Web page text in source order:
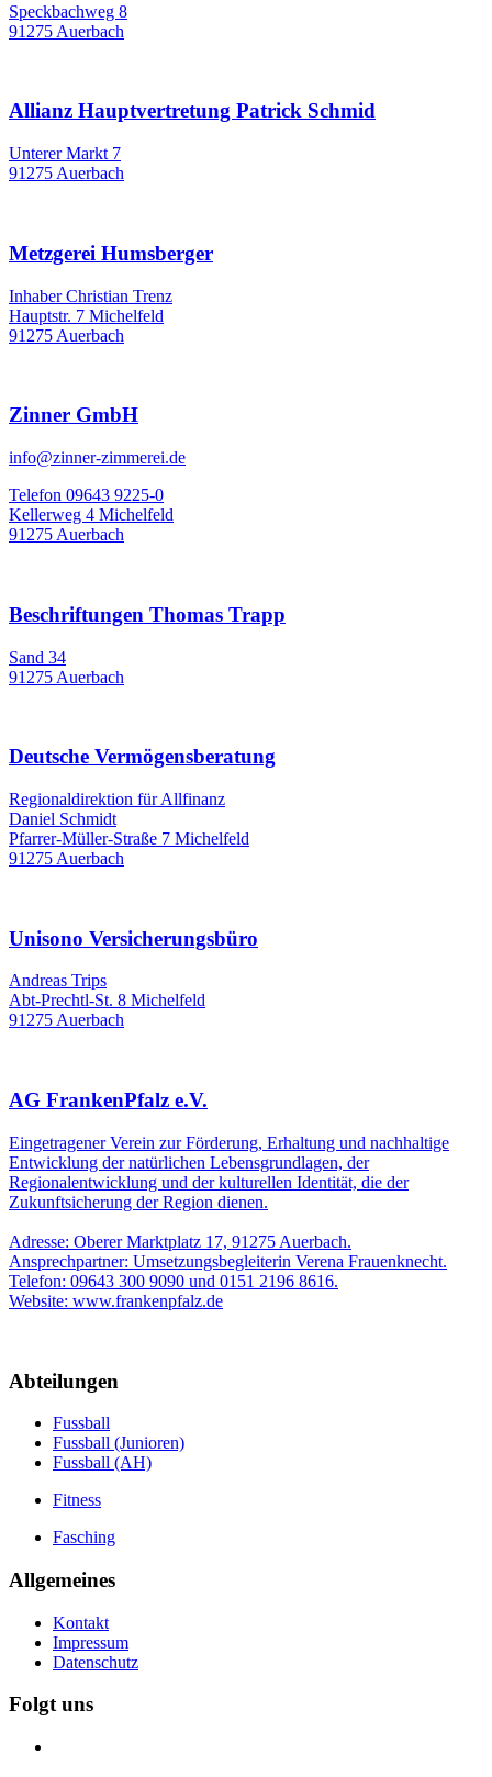
Speckbachweg 8
91275 Auerbach
Allianz Hauptvertretung Patrick Schmid
Unterer Markt 7
91275 Auerbach
Metzgerei Humsberger
Inhaber Christian Trenz
Hauptstr. 7 Michelfeld
91275 Auerbach
Zinner GmbH
info@zinner-zimmerei.de
Telefon 09643 9225-0
Kellerweg 4 Michelfeld
91275 Auerbach
Beschriftungen Thomas Trapp
Sand 34
91275 Auerbach
Deutsche Vermögensberatung
Regionaldirektion für Allfinanz
Daniel Schmidt
Pfarrer-Müller-Straße 7 Michelfeld
91275 Auerbach
Unisono Versicherungsbüro
Andreas Trips
Abt-Prechtl-St. 8 Michelfeld
91275 Auerbach
AG FrankenPfalz e.V.
Eingetragener Verein zur Förderung, Erhaltung und nachhaltige
Entwicklung der natürlichen Lebensgrundlagen, der
Regionalentwicklung und der kulturellen Identität, die der
Zukunftsicherung der Region dienen.
Adresse: Oberer Marktplatz 17, 91275 Auerbach.
Ansprechpartner: Umsetzungsbegleiterin Verena Frauenknecht.
Telefon: 09643 300 9090 und 0151 2196 8616.
Website: www.frankenpfalz.de
Abteilungen
Fussball
Fussball (Junioren)
Fussball (AH)
Fitness
Fasching
Allgemeines
Kontakt
Impressum
Datenschutz
Folgt uns